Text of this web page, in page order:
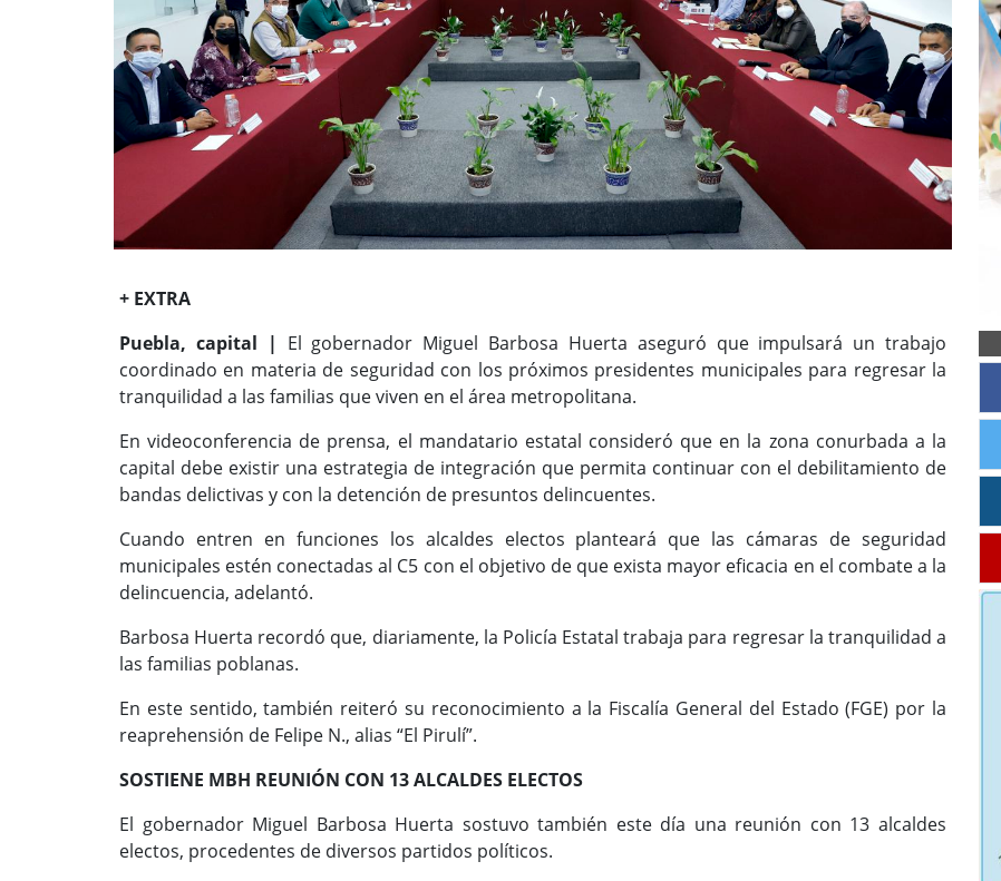
+ EXTRA
Puebla, capital | El gobernador Miguel Barbosa Huerta aseguró que impulsará un trabajo
coordinado en materia de seguridad con los próximos presidentes municipales para regresar la
tranquilidad a las familias que viven en el área metropolitana.
En videoconferencia de prensa, el mandatario estatal consideró que en la zona conurbada a la
capital debe existir una estrategia de integración que permita continuar con el debilitamiento de
bandas delictivas y con la detención de presuntos delincuentes.
Cuando entren en funciones los alcaldes electos planteará que las cámaras de seguridad
municipales estén conectadas al C5 con el objetivo de que exista mayor eficacia en el combate a la
delincuencia, adelantó.
Barbosa Huerta recordó que, diariamente, la Policía Estatal trabaja para regresar la tranquilidad a
las familias poblanas.
En este sentido, también reiteró su reconocimiento a la Fiscalía General del Estado (FGE) por la
reaprehensión de Felipe N., alias “El Pirulí”.
SOSTIENE MBH REUNIÓN CON 13 ALCALDES ELECTOS
El gobernador Miguel Barbosa Huerta sostuvo también este día una reunión con 13 alcaldes
electos, procedentes de diversos partidos políticos.